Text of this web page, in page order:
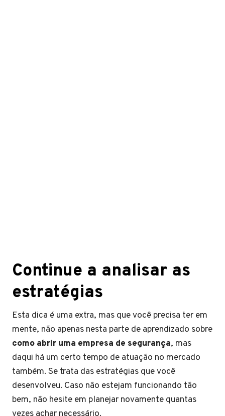
Continue a analisar as
estratégias
Esta dica é uma extra, mas que você precisa ter em
mente, não apenas nesta parte de aprendizado sobre
como abrir uma empresa de segurança, mas
daqui há um certo tempo de atuação no mercado
também. Se trata das estratégias que você
desenvolveu. Caso não estejam funcionando tão
bem, não hesite em planejar novamente quantas
vezes achar necessário.